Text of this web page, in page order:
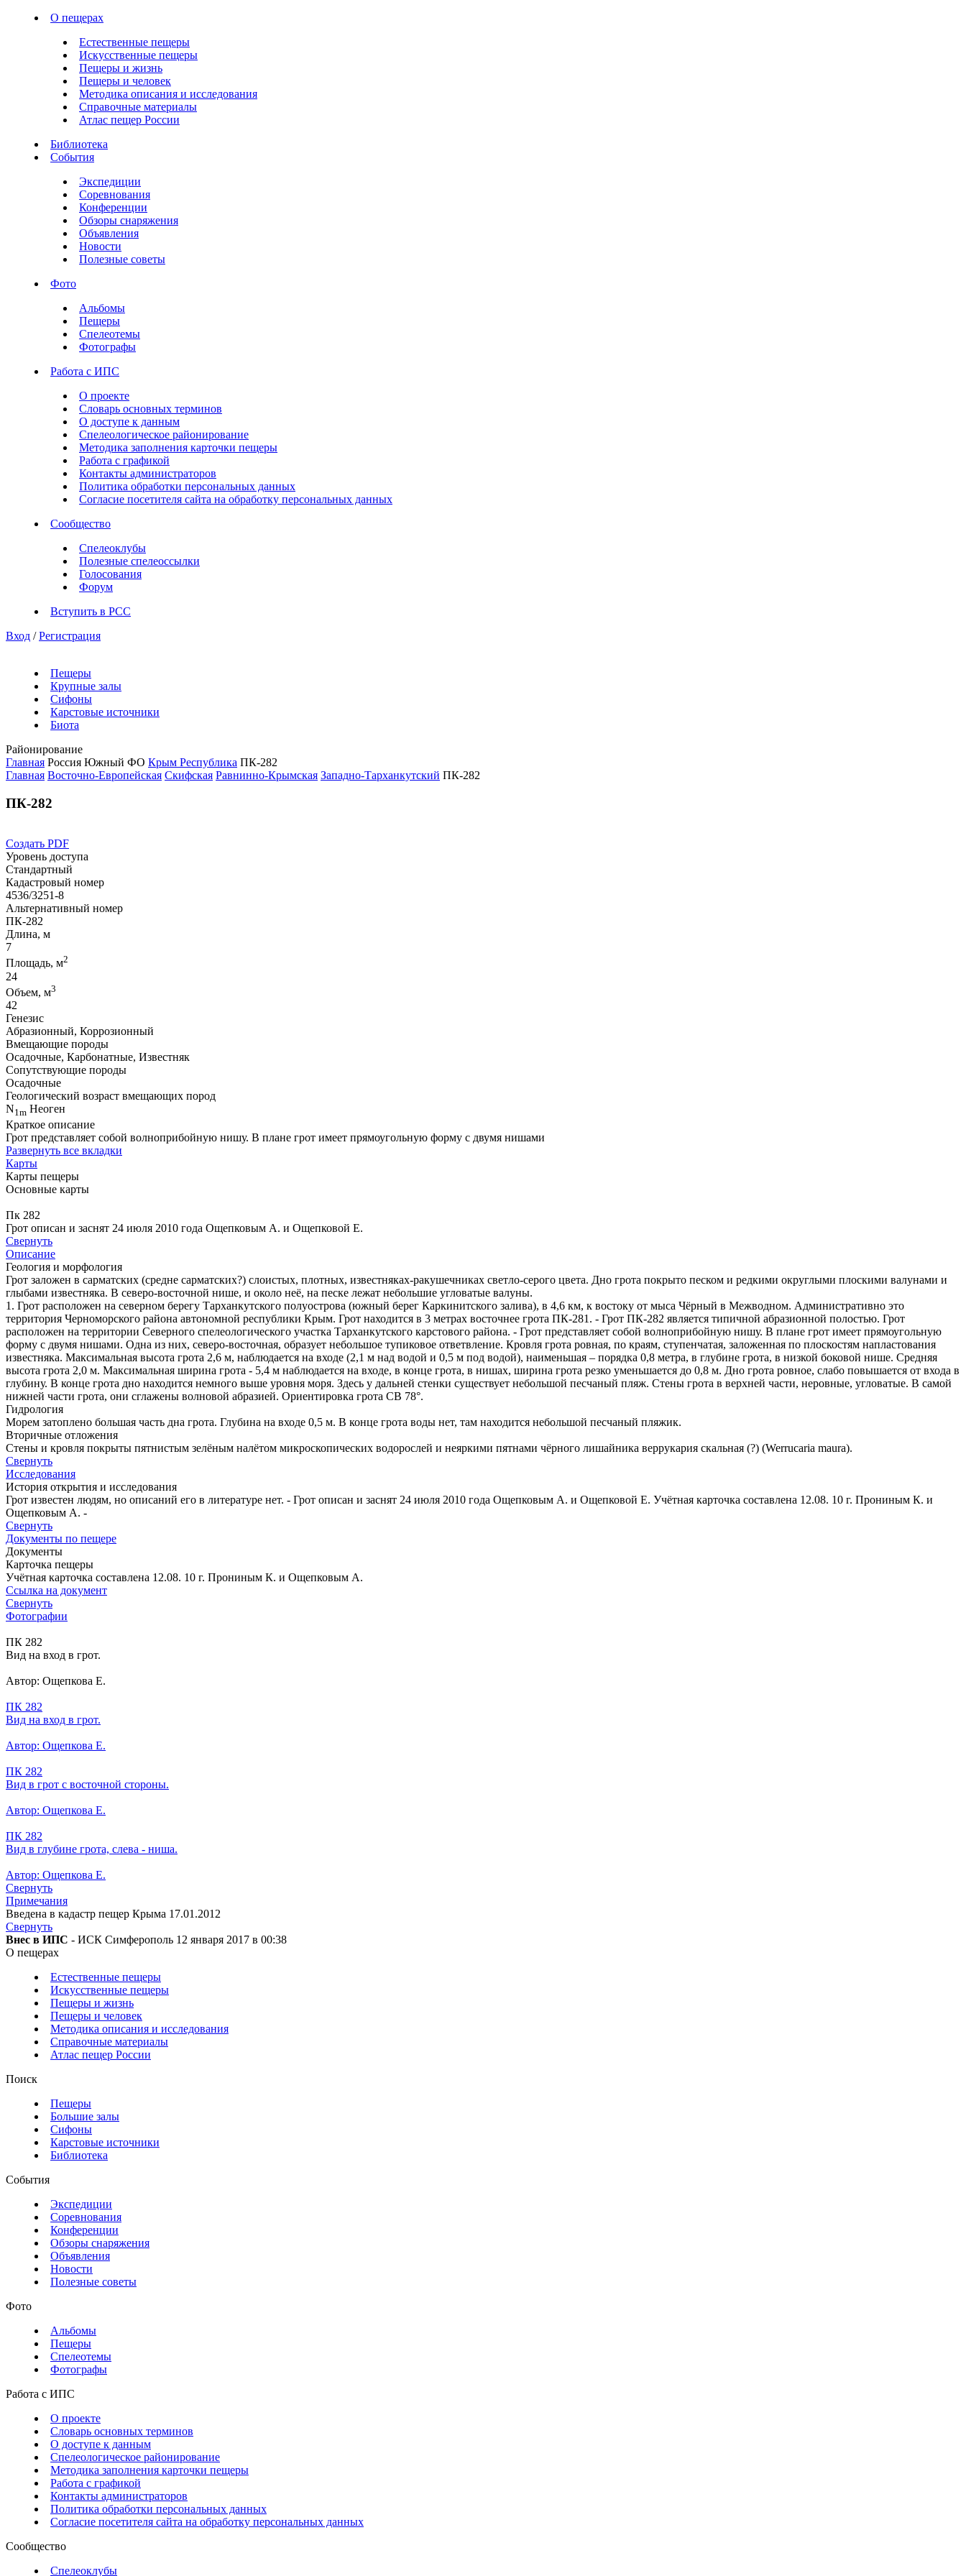
О пещерах
Естественные пещеры
Искусственные пещеры
Пещеры и жизнь
Пещеры и человек
Методика описания и исследования
Справочные материалы
Атлас пещер России
Библиотека
События
Экспедиции
Соревнования
Конференции
Обзоры снаряжения
Объявления
Новости
Полезные советы
Фото
Альбомы
Пещеры
Спелеотемы
Фотографы
Работа с ИПС
О проекте
Словарь основных терминов
О доступе к данным
Спелеологическое районирование
Методика заполнения карточки пещеры
Работа с графикой
Контакты администраторов
Политика обработки персональных данных
Согласие посетителя сайта на обработку персональных данных
Сообщество
Спелеоклубы
Полезные спелеоссылки
Голосования
Форум
Вступить в РСС
Вход / Регистрация
Пещеры
Крупные залы
Сифоны
Карстовые источники
Биота
Районирование
Главная Россия Южный ФО Крым Республика ПК-282
Главная Восточно-Европейская Скифская Равнинно-Крымская Западно-Тарханкутский ПК-282
ПК-282
Создать PDF
Уровень доступа
Стандартный
Кадастровый номер
4536/3251-8
Альтернативный номер
ПК-282
Длина, м
7
Площадь, м2
24
Объем, м3
42
Генезис
Абразионный, Коррозионный
Вмещающие породы
Осадочные, Карбонатные, Известняк
Сопутствующие породы
Осадочные
Геологический возраст вмещающих пород
N1m Неоген
Краткое описание
Грот представляет собой волноприбойную нишу. В плане грот имеет прямоугольную форму с двумя нишами
Развернуть все вкладки
Карты
Карты пещеры
Основные карты
Пк 282
Грот описан и заснят 24 июля 2010 года Ощепковым А. и Ощепковой Е.
Свернуть
Описание
Геология и морфология
Грот заложен в сарматских (средне сарматских?) слоистых, плотных, известняках-ракушечниках светло-серого цвета. Дно грота покрыто песком и редкими округлыми плоскими валунами и
глыбами известняка. В северо-восточной нише, и около неё, на песке лежат небольшие угловатые валуны.
1. Грот расположен на северном берегу Тарханкутского полуострова (южный берег Каркинитского залива), в 4,6 км, к востоку от мыса Чёрный в Межводном. Административно это
территория Черноморского района автономной республики Крым. Грот находится в 3 метрах восточнее грота ПК-281. - Грот ПК-282 является типичной абразионной полостью. Грот
расположен на территории Северного спелеологического участка Тарханкутского карстового района. - Грот представляет собой волноприбойную нишу. В плане грот имеет прямоугольную
форму с двумя нишами. Одна из них, северо-восточная, образует небольшое тупиковое ответвление. Кровля грота ровная, по краям, ступенчатая, заложенная по плоскостям напластования
известняка. Максимальная высота грота 2,6 м, наблюдается на входе (2,1 м над водой и 0,5 м под водой), наименьшая – порядка 0,8 метра, в глубине грота, в низкой боковой нише. Средняя
высота грота 2,0 м. Максимальная ширина грота - 5,4 м наблюдается на входе, в конце грота, в нишах, ширина грота резко уменьшается до 0,8 м. Дно грота ровное, слабо повышается от входа в
глубину. В конце грота дно находится немного выше уровня моря. Здесь у дальней стенки существует небольшой песчаный пляж. Стены грота в верхней части, неровные, угловатые. В самой
нижней части грота, они сглажены волновой абразией. Ориентировка грота СВ 78°.
Гидрология
Морем затоплено большая часть дна грота. Глубина на входе 0,5 м. В конце грота воды нет, там находится небольшой песчаный пляжик.
Вторичные отложения
Стены и кровля покрыты пятнистым зелёным налётом микроскопических водорослей и неяркими пятнами чёрного лишайника веррукария скальная (?) (Werrucaria maura).
Свернуть
Исследования
История открытия и исследования
Грот известен людям, но описаний его в литературе нет. - Грот описан и заснят 24 июля 2010 года Ощепковым А. и Ощепковой Е. Учётная карточка составлена 12.08. 10 г. Прониным К. и
Ощепковым А. -
Свернуть
Документы по пещере
Документы
Карточка пещеры
Учётная карточка составлена 12.08. 10 г. Прониным К. и Ощепковым А.
Ссылка на документ
Свернуть
Фотографии
ПК 282
Вид на вход в грот.
Автор: Ощепкова Е.
ПК 282
Вид на вход в грот.
Автор: Ощепкова Е.
ПК 282
Вид в грот с восточной стороны.
Автор: Ощепкова Е.
ПК 282
Вид в глубине грота, слева - ниша.
Автор: Ощепкова Е.
Свернуть
Примечания
Введена в кадастр пещер Крыма 17.01.2012
Свернуть
Внес в ИПС - ИСК Симферополь 12 января 2017 в 00:38
О пещерах
Естественные пещеры
Искусственные пещеры
Пещеры и жизнь
Пещеры и человек
Методика описания и исследования
Справочные материалы
Атлас пещер России
Поиск
Пещеры
Большие залы
Сифоны
Карстовые источники
Библиотека
События
Экспедиции
Соревнования
Конференции
Обзоры снаряжения
Объявления
Новости
Полезные советы
Фото
Альбомы
Пещеры
Спелеотемы
Фотографы
Работа с ИПС
О проекте
Словарь основных терминов
О доступе к данным
Спелеологическое районирование
Методика заполнения карточки пещеры
Работа с графикой
Контакты администраторов
Политика обработки персональных данных
Согласие посетителя сайта на обработку персональных данных
Сообщество
Спелеоклубы